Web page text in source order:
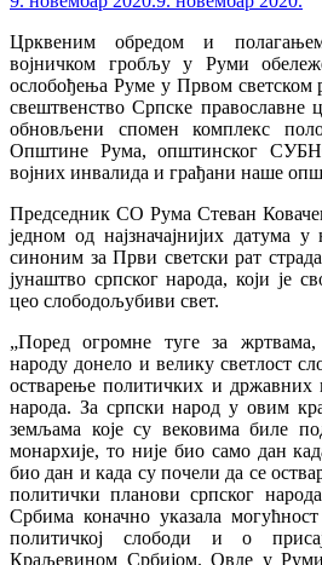
Црквеним обредом и
војничком гробљу у Руми
ослобођења Руме у Првом светском
свештвенство Српске православне
обновљени спомен комплекс
Општине Рума, општинског
војних инвалида и грађани наше
Председник СО Рума Стеван
једном од најзначајнијих датума
синоним за Први светски рат
јунаштво српског народа, који је
цео слободољубиви свет.
„Поред огромне туге за
народу донело и велику светлост
остварење политичких и државних
народа. За српски народ у овим
земљама које су вековима биле
монархије, то није био само дан
био дан и када су почели да се
политички планови српског
Србима коначно указала
политичкој слободи и о
Краљевином Србијом. Овде у